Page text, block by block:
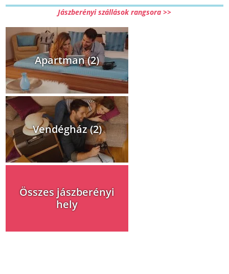
Jászberényi szállások rangsora >>
Apartman (2)
Vendégház (2)
Összes jászberényi
hely